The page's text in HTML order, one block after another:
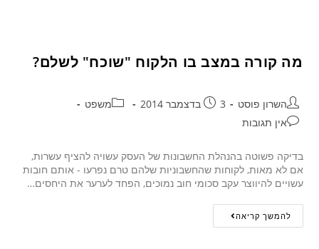
מה קורה במצב בו הלקוח "שוכח" לשלם?
השרון פוסט 3 בדצמבר 2014
משפט
אין תגובות
בדיקה פשוטה בהנהלת החשבונות של העסק עשויה להציף עשרות,
אם לא מאות, לקוחות שהחשבוניות שלהם טרם נפרעו - אותם חובות
עשויים להיווצר עקב סכומי חוב נמוכים, הפחד לערער את היחסים…
להמשך קריאה